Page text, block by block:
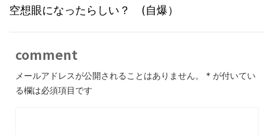
空想眼になったらしい？ (自爆）
comment
メールアドレスが公開されることはありません。 * が付いてい
る欄は必須項目です